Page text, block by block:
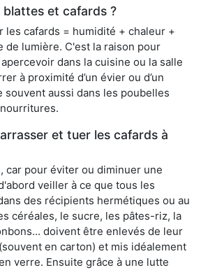
et cafards ?
les cafards = humidité + chaleur +
de lumière. C'est la raison pour
dans la cuisine ou la salle
à proximité d’un évier ou d’un
souvent aussi dans les poubelles
et tuer les cafards à
car pour éviter ou diminuer une
veiller à ce que tous les
des récipients hermétiques ou au
céréales, le sucre, les pâtes-riz, la
doivent être enlevés de leur
en carton) et mis idéalement
verre. Ensuite grâce à une lutte